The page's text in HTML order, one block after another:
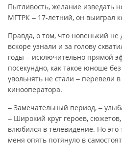
Пытливость, желание изведать
МГТРК – 17-летний, он выиграл
Правда, о том, что новенький не
вскоре узнали и за голову
годы – исключительно прямой
посекундно, как такое юноше
увольнять не стали – перевели
кинооператора.
– Замечательный период, –
– Широкий круг героев,
влюбился в телевидение. Но это
меня опять потянуло в